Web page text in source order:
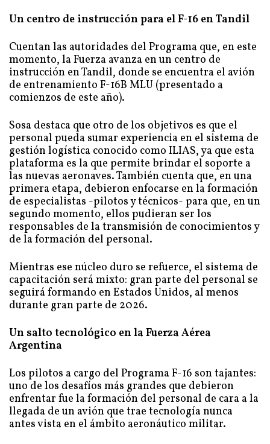
Un centro de instrucción para el F-16 en Tandil
Cuentan las autoridades del Programa que, en este
momento, la Fuerza avanza en un centro de
instrucción en Tandil, donde se encuentra el avión
de entrenamiento F-16B MLU (presentado a
comienzos de este año).
Sosa destaca que otro de los objetivos es que el
personal pueda sumar experiencia en el sistema de
gestión logística conocido como ILIAS, ya que esta
plataforma es la que permite brindar el soporte a
las nuevas aeronaves. También cuenta que, en una
primera etapa, debieron enfocarse en la formación
de especialistas -pilotos y técnicos- para que, en un
segundo momento, ellos pudieran ser los
responsables de la transmisión de conocimientos y
de la formación del personal.
Mientras ese núcleo duro se refuerce, el sistema de
capacitación será mixto: gran parte del personal se
seguirá formando en Estados Unidos, al menos
durante gran parte de 2026.
Un salto tecnológico en la Fuerza Aérea
Argentina
Los pilotos a cargo del Programa F-16 son tajantes:
uno de los desafíos más grandes que debieron
enfrentar fue la formación del personal de cara a la
llegada de un avión que trae tecnología nunca
antes vista en el ámbito aeronáutico militar.